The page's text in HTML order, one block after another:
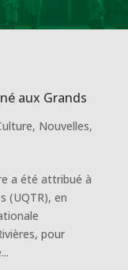
aux Grands
, Nouvelles,
a été attribué à
(UQTR), en
pour